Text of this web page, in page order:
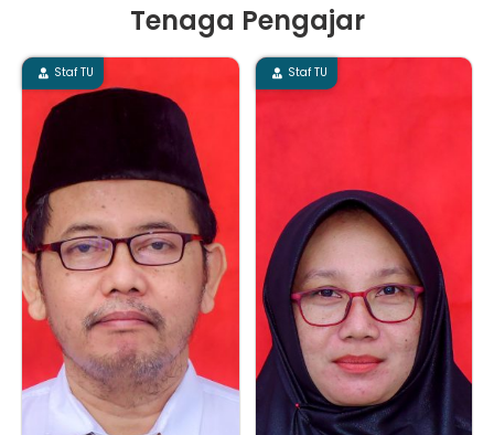
Tenaga Pengajar
Staf TU Staf TU